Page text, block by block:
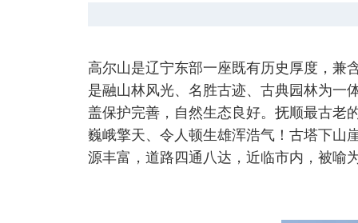
高尔山是辽宁东部一座既有历史厚度，兼
是融山林风光、名胜古迹、古典园林为一
盖保护完善，自然生态良好。抚顺最古老
巍峨擎天、令人顿生雄浑浩气！古塔下山
源丰富，道路四通八达，近临市内，被喻